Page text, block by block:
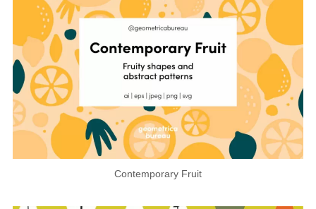
Contemporary Fruit